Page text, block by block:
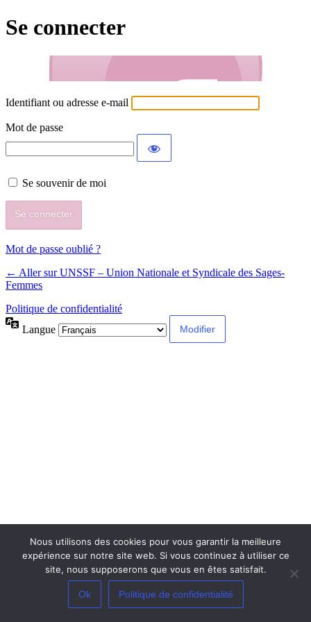
Se connecter
Identifiant ou adresse e-mail
Mot de passe
Se souvenir de moi
Mot de passe oublié ?
← Aller sur UNSSF – Union Nationale et Syndicale des Sages-
Femmes
Politique de confidentialité
Langue
Nous utilisons des cookies pour vous garantir la meilleure
expérience sur notre site web. Si vous continuez à utiliser ce
site, nous supposerons que vous en êtes satisfait.
Ok Politique de confidentialité